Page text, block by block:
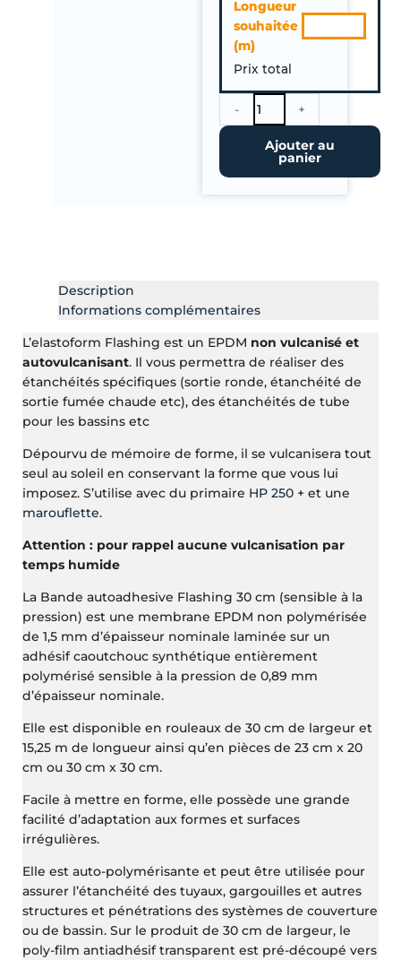
Longueur
souhaitée
(m)
Prix total
-
Bande
Autoadhesive
Flashing
30cm
large
la
+
Ajouter au
panier
Description
Informations complémentaires
L’elastoform Flashing est un EPDM non vulcanisé et
autovulcanisant. Il vous permettra de réaliser des
étanchéités spécifiques (sortie ronde, étanchéité de
sortie fumée chaude etc), des étanchéités de tube
pour les bassins etc
Dépourvu de mémoire de forme, il se vulcanisera tout
seul au soleil en conservant la forme que vous lui
imposez. S’utilise avec du primaire HP 250 + et une
marouflette.
Attention : pour rappel aucune vulcanisation par
temps humide
La Bande autoadhesive Flashing 30 cm (sensible à la
pression) est une membrane EPDM non polymérisée
de 1,5 mm d’épaisseur nominale laminée sur un
adhésif caoutchouc synthétique entièrement
polymérisé sensible à la pression de 0,89 mm
d’épaisseur nominale.
Elle est disponible en rouleaux de 30 cm de largeur et
15,25 m de longueur ainsi qu’en pièces de 23 cm x 20
cm ou 30 cm x 30 cm.
Facile à mettre en forme, elle possède une grande
facilité d’adaptation aux formes et surfaces
irrégulières.
Elle est auto-polymérisante et peut être utilisée pour
assurer l’étanchéité des tuyaux, gargouilles et autres
structures et pénétrations des systèmes de couverture
ou de bassin. Sur le produit de 30 cm de largeur, le
poly-film antiadhésif transparent est pré-découpé vers